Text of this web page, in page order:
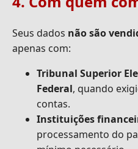
Seus dados não são
apenas com:
Tribunal Superior
Federal, quando
contas.
Instituições
processamento do